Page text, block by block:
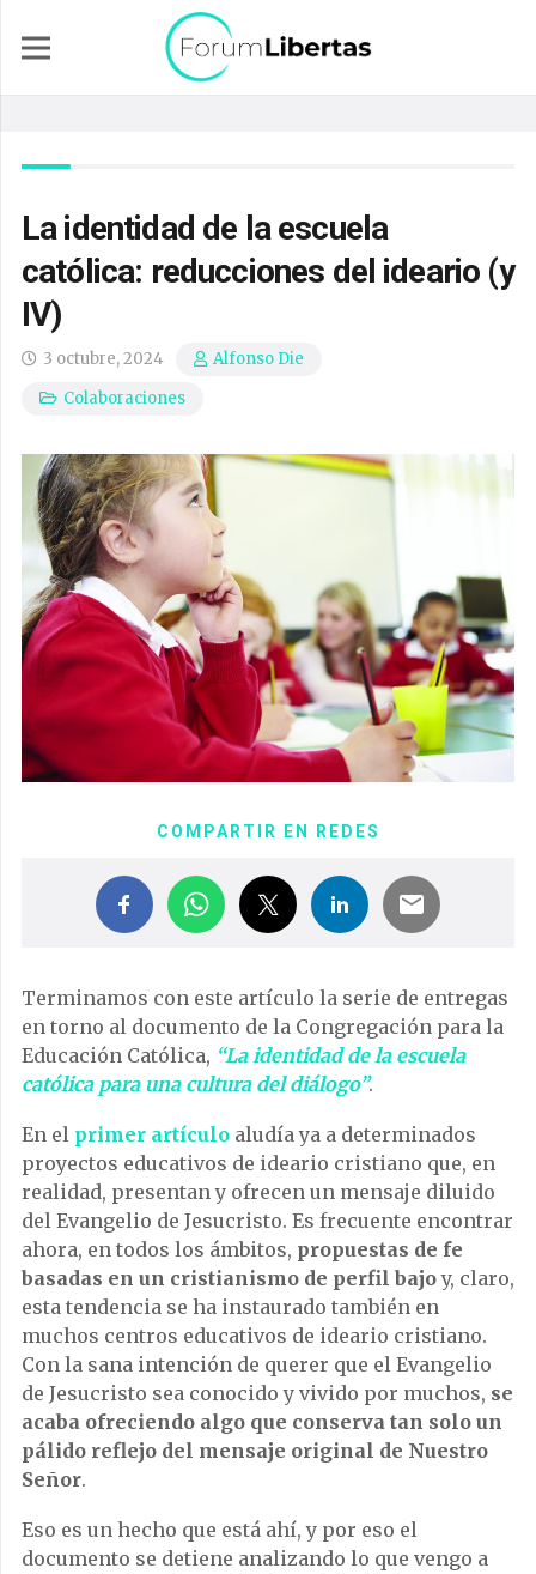
La identidad de la escuela
católica: reducciones del ideario (y
IV)
3 octubre, 2024
Alfonso Die
Colaboraciones
COMPARTIR EN REDES
Terminamos con este artículo la serie de entregas
en torno al documento de la Congregación para la
Educación Católica, “La identidad de la escuela
católica para una cultura del diálogo”.
En el primer artículo aludía ya a determinados
proyectos educativos de ideario cristiano que, en
realidad, presentan y ofrecen un mensaje diluido
del Evangelio de Jesucristo. Es frecuente encontrar
ahora, en todos los ámbitos, propuestas de fe
basadas en un cristianismo de perfil bajoy, claro,
esta tendencia se ha instaurado también en
muchos centros educativos de ideario cristiano.
Con la sana intención de querer que el Evangelio
de Jesucristo sea conocido y vivido por muchos, se
acaba ofreciendo algo que conserva tan solo un
pálido reflejo del mensaje original de Nuestro
Señor.
Eso es un hecho que está ahí, y por eso el
documento se detiene analizando lo que vengo a